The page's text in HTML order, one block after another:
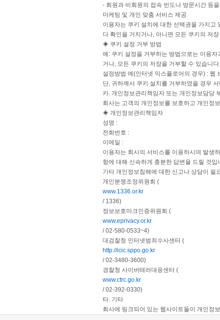
- 회원과 비회원의 접속 빈도나 방문시간 등
마케팅 및 개인 맞춤 서비스 제공
이용자는 쿠키 설치에 대한 선택권을 가지
다 확인을 거치거나, 아니면 모든 쿠키의 저
◈ 쿠키 설정 거부 방법
예: 쿠키 설정을 거부하는 방법으로는 이용
거나, 모든 쿠키의 저장을 거부할 수 있습니
설정방법 예(인터넷 익스플로어의 경우) :
단, 귀하께서 쿠키 설치를 거부하였을 경우
카. 개인정보관리책임자 또는 개인정보담당
회사는 고객의 개인정보를 보호하고 개인정
◈ 개인정보관리책임자
성명 :
전화번호 :
이메일 :
이용자는 회사의 서비스를 이용하시며 발생
항에 대해 신속하게 충분한 답변을 드릴 것
기타 개인정보침해에 대한 신고나 상담이
개인분쟁조정위원회 (
www.1336.or.kr
/ 1336)
정보보호마크인증위원회 (
www.eprivacy.or.kr
/ 02-580-0533~4)
대검찰청 인터넷범죄수사센터 (
http://icic.sppo.go.kr
/ 02-3480-3600)
경찰청 사이버테러대응센터 (
www.ctrc.go.kr
/ 02-392-0330)
타. 기타
회사에 링크되어 있는 웹사이트들이 개인정